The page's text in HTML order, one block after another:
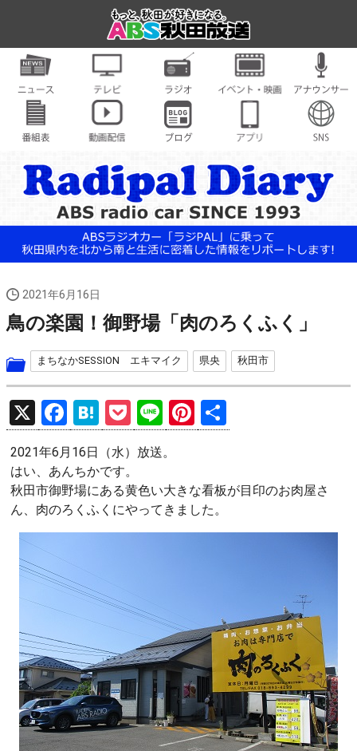
2021年6月16日
鳥の楽園！御野場「肉のろくふく」
まちなかSESSION エキマイク 県央 秋田市
X
F
a
ce
b
o
o
H
at
e
n
a
P
o
ck
et
Li
n
e
Pi
nt
es
t
有
2021年6月16日（水）放送。
はい、あんちかです。
秋田市御野場にある黄色い大きな看板が目印のお肉屋さ
ん、肉のろくふくにやってきました。